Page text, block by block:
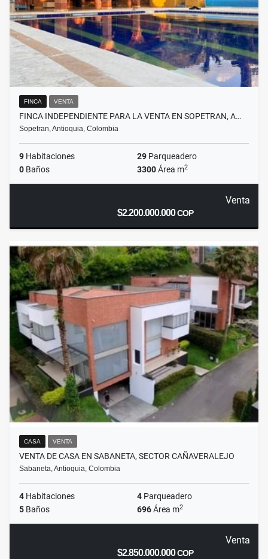
FINCA VENTA
FINCA INDEPENDIENTE PARA LA VENTA EN SOPETRAN, A…
Sopetran, Antioquia, Colombia
9 Habitaciones 29 Parqueadero
0 Baños 3300Área m2
Venta
$2.200.000.000COP
CASA VENTA
VENTA DE CASA EN SABANETA, SECTOR CAÑAVERALEJO
Sabaneta, Antioquia, Colombia
4 Habitaciones 4 Parqueadero
5 Baños 696Área m2
Venta
$2.850.000.000COP